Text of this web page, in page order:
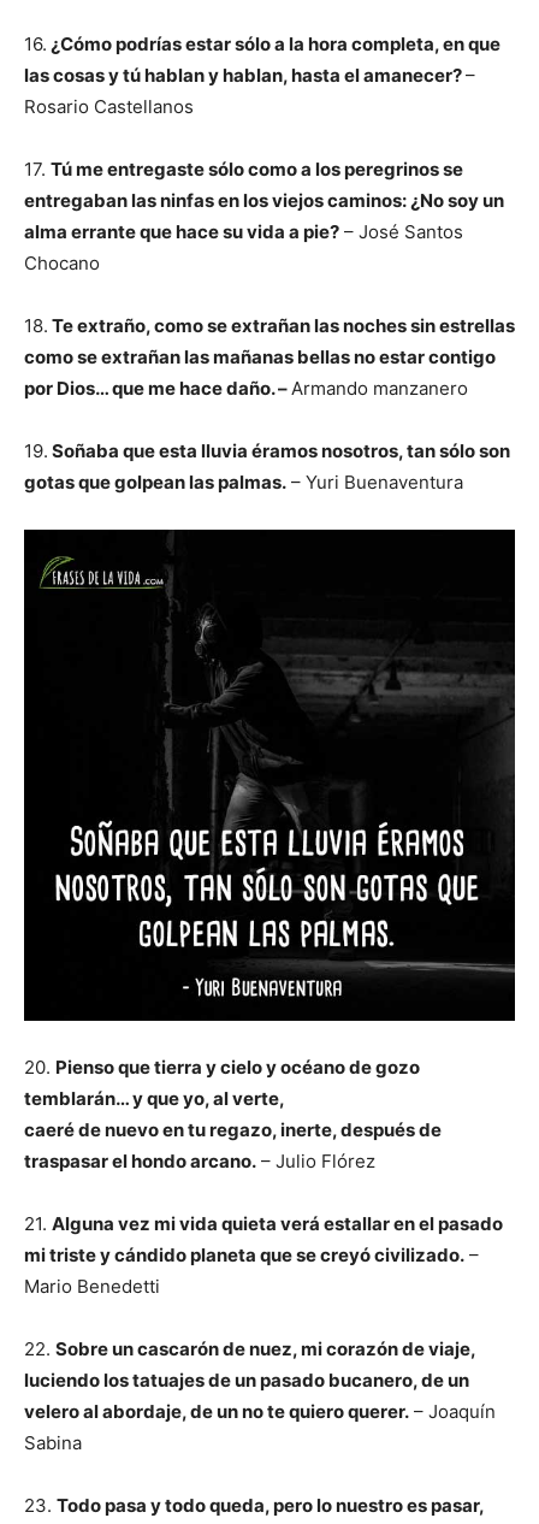
16. ¿Cómo podrías estar sólo a la hora completa, en que
las cosas y tú hablan y hablan,hasta el amanecer?–
Rosario Castellanos
17. Tú me entregaste sólo como a los peregrinos se
entregaban las ninfas en los viejos caminos: ¿No soy un
alma errante que hace su vida a pie? – José Santos
Chocano
18. Te extraño, como se extrañan las noches sin estrellas
como se extrañan las mañanas bellas no estar contigo
por Dios… que me hace daño. –Armando manzanero
19. Soñaba que esta lluvia éramos nosotros, tan sólo son
gotas que golpean las palmas. – Yuri Buenaventura
20. Pienso que tierra y cielo y océano de gozo
temblarán… y que yo, al verte,
caeré de nuevo en tu regazo, inerte, después de
traspasar el hondo arcano. – Julio Flórez
21. Alguna vez mi vida quieta verá estallar en el pasado
mi triste y cándido planeta que se creyó civilizado. –
Mario Benedetti
22. Sobre un cascarón de nuez, mi corazón de viaje,
luciendo los tatuajes de un pasado bucanero, de un
velero al abordaje, de un no te quiero querer. – Joaquín
Sabina
23. Todo pasa y todo queda, pero lo nuestro es pasar,